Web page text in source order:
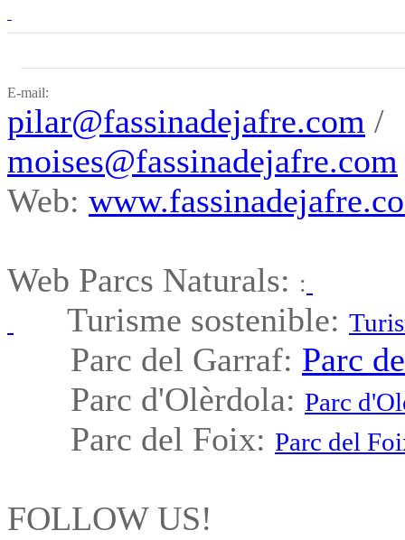
E-mail:
pilar@fassinadejafre.com /
moises@fassinadejafre.com
Web:
Web Parcs Naturals: :
Turisme sostenible:
Parc del Garraf: Parc
Parc d'Olèrdola: Parc
Parc del Foix: Parc del
FOLLOW US!